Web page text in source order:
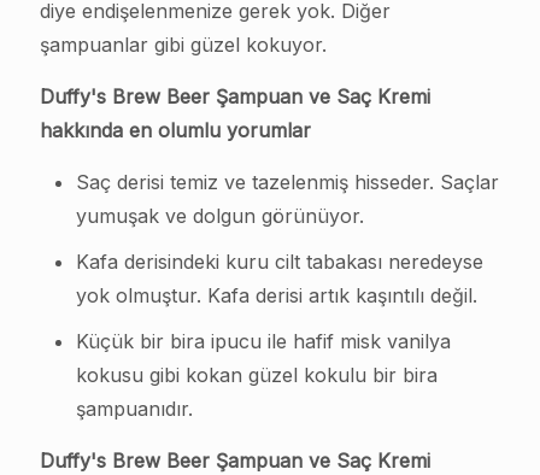
diye endişelenmenize gerek yok. Diğer
şampuanlar gibi güzel kokuyor.
Duffy's Brew Beer Şampuan ve Saç Kremi
hakkında en olumlu yorumlar
Saç derisi temiz ve tazelenmiş hisseder. Saçlar
yumuşak ve dolgun görünüyor.
Kafa derisindeki kuru cilt tabakası neredeyse
yok olmuştur. Kafa derisi artık kaşıntılı değil.
Küçük bir bira ipucu ile hafif misk vanilya
kokusu gibi kokan güzel kokulu bir bira
şampuanıdır.
Duffy's Brew Beer Şampuan ve Saç Kremi